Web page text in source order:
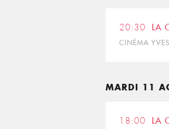
20:30 LA
CINÉMA
MARDI 11
18:00 LA